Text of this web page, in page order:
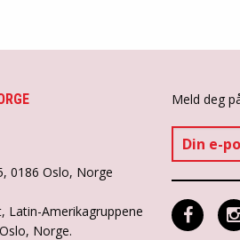
0186 Oslo, Norge
Latin-Amerikagruppene
Norge.
Meld deg